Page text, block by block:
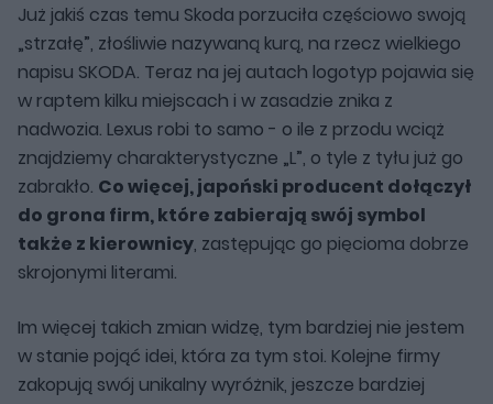
Już jakiś czas temu Skoda porzuciła częściowo swoją
„strzałę”, złośliwie nazywaną kurą, na rzecz wielkiego
napisu SKODA. Teraz na jej autach logotyp pojawia się
w raptem kilku miejscach i w zasadzie znika z
nadwozia. Lexus robi to samo - o ile z przodu wciąż
znajdziemy charakterystyczne „L”, o tyle z tyłu już go
zabrakło. Co więcej, japoński producent dołączył
do grona firm, które zabierają swój symbol
także z kierownicy, zastępując go pięcioma dobrze
skrojonymi literami.
Im więcej takich zmian widzę, tym bardziej nie jestem
w stanie pojąć idei, która za tym stoi. Kolejne firmy
zakopują swój unikalny wyróżnik, jeszcze bardziej